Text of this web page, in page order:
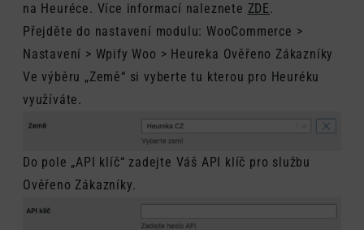
na Heuréce. Více informací naleznete ZDE.
Přejděte do nastavení modulu: WooCommerce >
Nastavení > Wpify Woo > Heureka Ověřeno Zákazníky
Ve výběru „Země“ si vyberte tu kterou pro Heuréku
využíváte.
Do pole „API klíč“ zadejte Váš API klíč pro službu
Ověřeno Zákazníky.